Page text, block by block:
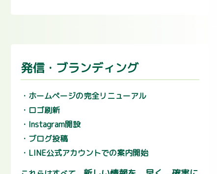
発信・ブランディング
ホームページの完全リニューアル
ロゴ刷新
Instagram開設
ブログ投稿
LINE公式アカウントでの案内開始